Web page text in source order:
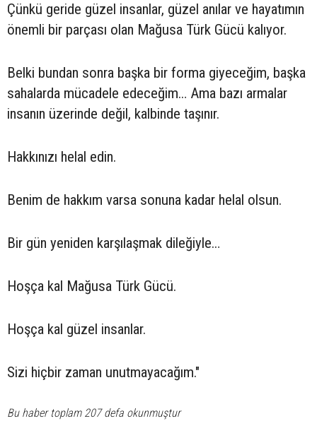
Çünkü geride güzel insanlar, güzel anılar ve hayatımın
önemli bir parçası olan Mağusa Türk Gücü kalıyor.
Belki bundan sonra başka bir forma giyeceğim, başka
sahalarda mücadele edeceğim… Ama bazı armalar
insanın üzerinde değil, kalbinde taşınır.
Hakkınızı helal edin.
Benim de hakkım varsa sonuna kadar helal olsun.
Bir gün yeniden karşılaşmak dileğiyle…
Hoşça kal Mağusa Türk Gücü.
Hoşça kal güzel insanlar.
Sizi hiçbir zaman unutmayacağım."
Bu haber toplam 207 defa okunmuştur